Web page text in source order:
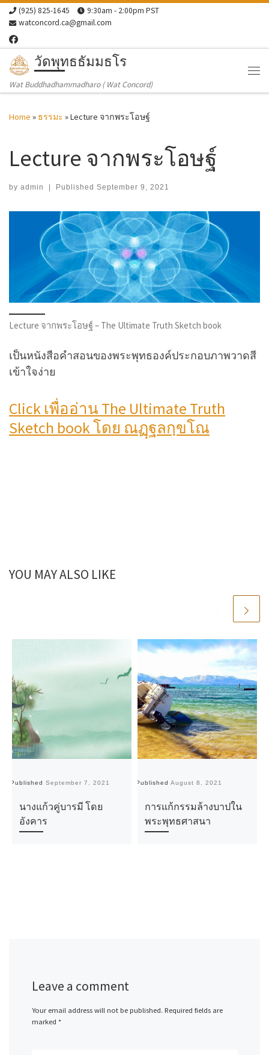
Skip to content
(925) 825-1645
9:30am - 2:00pm PST
watconcord.ca@gmail.com
วัดพุทธธัมมธโร
Wat Buddhadhammadharo ( Wat Concord)
Home » ธรรมะ »Lecture จากพระโอษฐ์
Lecture จากพระโอษฐ์
by admin | Published September 9, 2021
Lecture จากพระโอษฐ์ – The Ultimate Truth Sketch book
เป็นหนังสือคำสอนของพระพุทธองค์ประกอบภาพวาดสี
เข้าใจง่าย
Click เพื่ออ่าน The Ultimate Truth
Sketch book โดย ณฏฺฐลกฺขโณ
YOU MAY ALSO LIKE
Published September 7, 2021
นางแก้วคู่บารมี โดย
อังคาร
Published August 8, 2021
การแก้กรรมล้างบาปใน
พระพุทธศาสนา
Leave a comment
Your email address will not be published. Required fields are
marked *